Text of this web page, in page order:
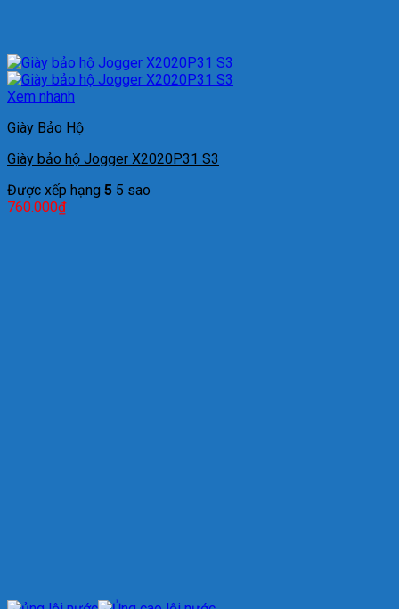
Xem nhanh
Giày Bảo Hộ
Giày bảo hộ Jogger X2020P31 S3
Được xếp hạng 5 5 sao
760.000₫